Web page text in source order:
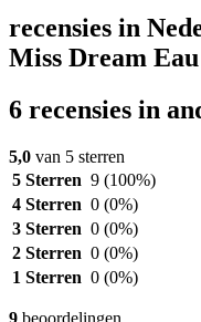
recensies in
Miss Dream
6 recensies in
5,0 van 5 sterren
5 Sterren 9 (100%)
4 Sterren 0 (0%)
3 Sterren 0 (0%)
2 Sterren 0 (0%)
1 Sterren 0 (0%)
9 beoordelingen